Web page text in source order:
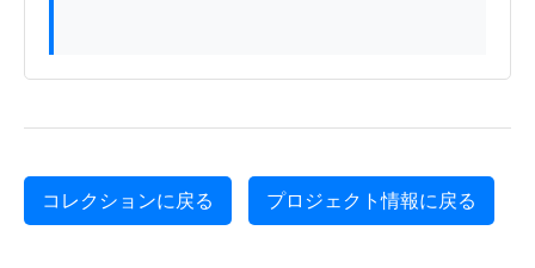
コレクションに戻る プロジェクト情報に戻る